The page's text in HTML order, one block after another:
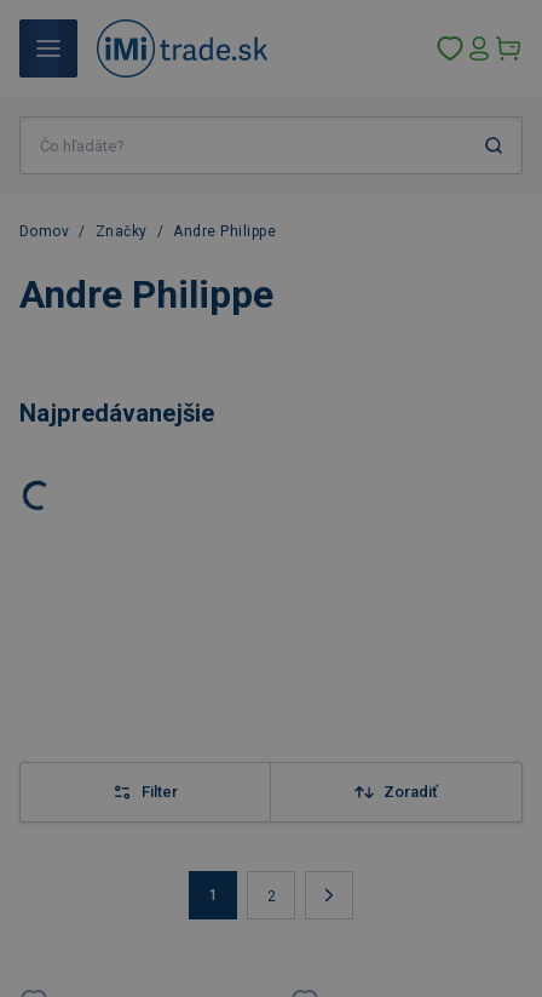
Domov / Značky / Andre Philippe
Andre Philippe
Najpredávanejšie
Filter Zoradiť
1 2